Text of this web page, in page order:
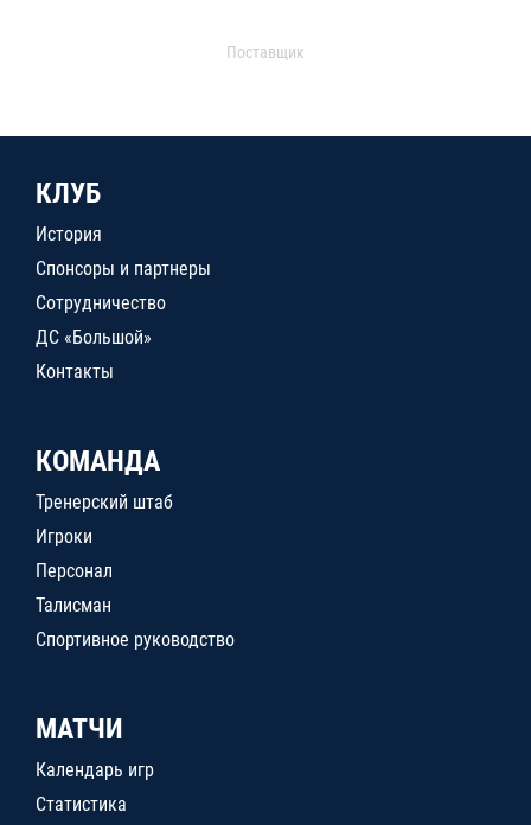
Поставщик
КЛУБ
История
Спонсоры и партнеры
Сотрудничество
ДС «Большой»
Контакты
КОМАНДА
Тренерский штаб
Игроки
Персонал
Талисман
Спортивное руководство
МАТЧИ
Календарь игр
Статистика